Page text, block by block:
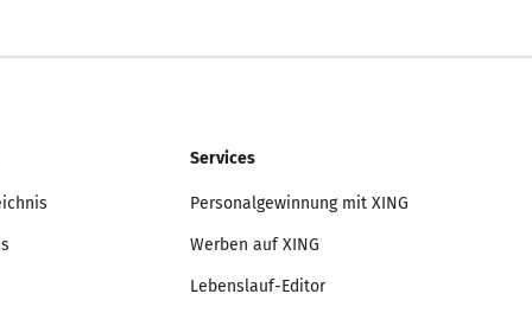
Services
Personalgewinnung mit XING
Werben auf XING
Lebenslauf-Editor